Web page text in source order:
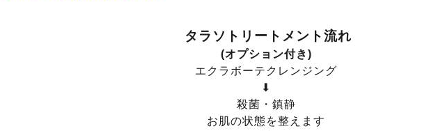
タラソトリートメント流れ
(オプション付き)
エクラボーテクレンジング
⬇
殺菌・鎮静
お肌の状態を整えます